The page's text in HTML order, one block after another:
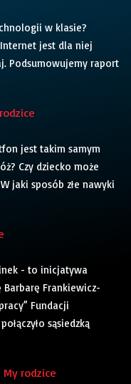
w klasie?
Internet jest dla niej
Podsumowujemy raport
jest takim samym
Czy dziecko może
jaki sposób złe nawyki
- to inicjatywa
Barbarę Frankiewicz-
Fundacji
sąsiedzką
My rodzice